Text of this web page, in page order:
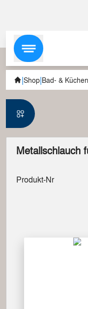
|Shop|Bad- &
Metallschlauch
Produkt-Nr